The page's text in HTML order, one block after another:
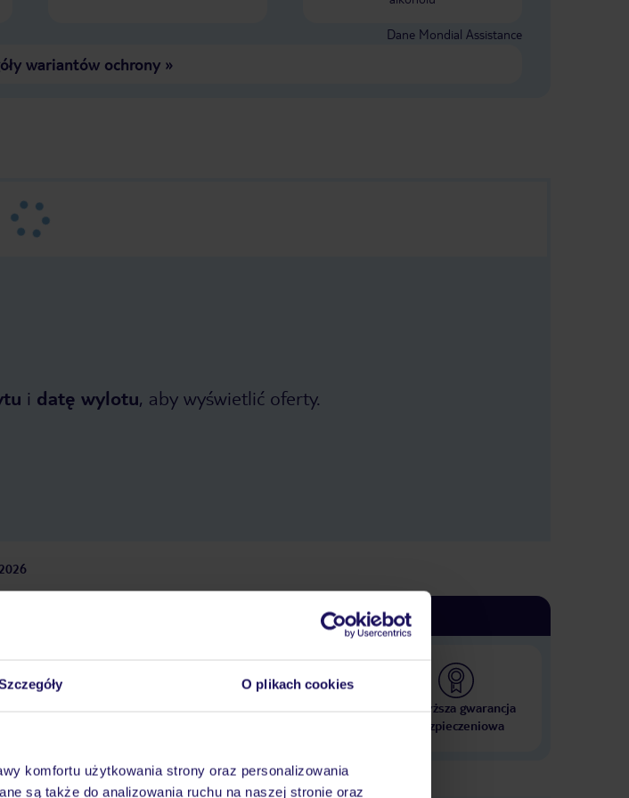
O plikach cookies
komfortu użytkowania strony oraz personalizowania
są także do analizowania ruchu na naszej stronie oraz
Dane Mondial Assistance
wariantów ochrony»
i datę wylotu, aby wyświetlić oferty.
Najwyższa gwarancja
ubezpieczeniowa